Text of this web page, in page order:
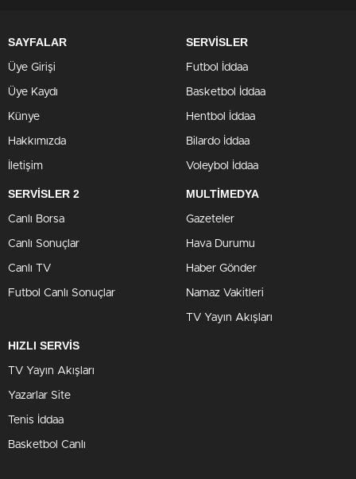
SAYFALAR
Üye Girişi
Üye Kaydı
Künye
Hakkımızda
İletişim
SERVİSLER
Futbol İddaa
Basketbol İddaa
Hentbol İddaa
Bilardo İddaa
Voleybol İddaa
SERVİSLER 2
Canlı Borsa
Canlı Sonuçlar
Canlı TV
Futbol Canlı Sonuçlar
MULTİMEDYA
Gazeteler
Hava Durumu
Haber Gönder
Namaz Vakitleri
TV Yayın Akışları
HIZLI SERVİS
TV Yayın Akışları
Yazarlar Site
Tenis İddaa
Basketbol Canlı